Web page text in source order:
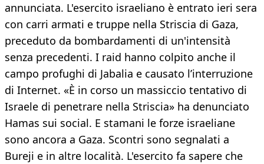
annunciata. L'esercito israeliano è entrato ieri sera
con carri armati e truppe nella Striscia di Gaza,
preceduto da bombardamenti di un'intensità
senza precedenti. I raid hanno colpito anche il
campo profughi di Jabalia e causato l’interruzione
di Internet. «È in corso un massiccio tentativo di
Israele di penetrare nella Striscia» ha denunciato
Hamas sui social. E stamani le forze israeliane
sono ancora a Gaza. Scontri sono segnalati a
Bureji e in altre località. L'esercito fa sapere che